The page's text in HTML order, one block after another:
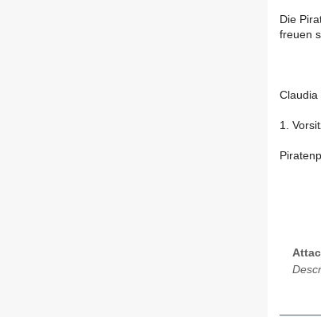
Die
freuen
Claudia
1.